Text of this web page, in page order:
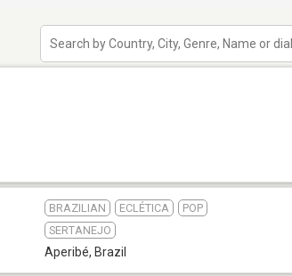
BRAZILIAN ECLÉTICA
POP
SERTANEJO
Aperibé, Brazil